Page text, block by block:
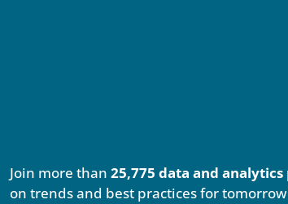
Join more than 25,775 data and
on trends and best practices for